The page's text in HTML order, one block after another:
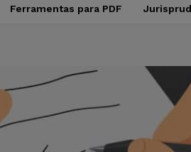
Ferramentas para PDF